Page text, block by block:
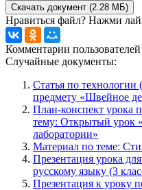
Скачать документ (2.28 МБ)
Нравиться файл? Нажми
Комментарии
Случайные документы:
Статья по технологии
предмету «Швейное
План-конспект урока
тему: Открытый урок
лаборатории»
Материал по теме:
Презентация урока
русскому языку (3
Презентация к уроку